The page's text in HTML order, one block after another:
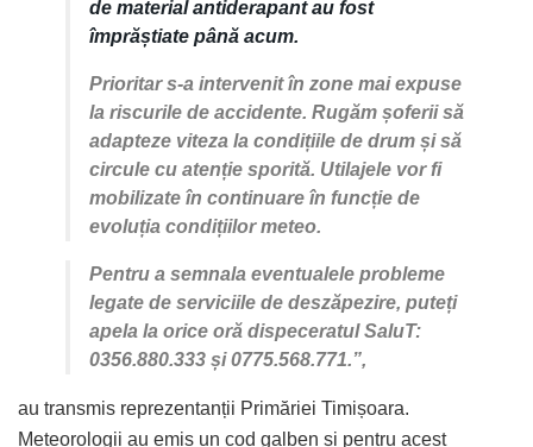
de material antiderapant au fost
împrăștiate până acum.
Prioritar s-a intervenit în zone mai expuse
la riscurile de accidente. Rugăm șoferii să
adapteze viteza la condițiile de drum și să
circule cu atenție sporită. Utilajele vor fi
mobilizate în continuare în funcție de
evoluția condițiilor meteo.
Pentru a semnala eventualele probleme
legate de serviciile de deszăpezire, puteți
apela la orice oră dispeceratul SaluT:
0356.880.333 și 0775.568.771.”,
au transmis reprezentanții Primăriei Timișoara.
Meteorologii au emis un cod galben și pentru acest